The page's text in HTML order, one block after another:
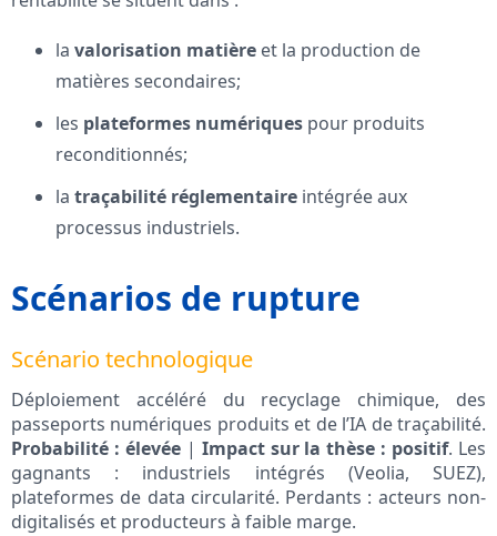
la valorisation matière et la production de
matières secondaires;
les plateformes numériques pour produits
reconditionnés;
la traçabilité réglementaire intégrée aux
processus industriels.
Scénarios de rupture
Scénario technologique
Déploiement accéléré du recyclage chimique, des
passeports numériques produits et de l’IA de traçabilité.
Probabilité : élevée| Impact sur la thèse : positif. Les
gagnants : industriels intégrés (Veolia, SUEZ),
plateformes de data circularité. Perdants : acteurs non-
digitalisés et producteurs à faible marge.